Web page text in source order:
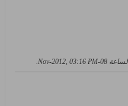
08-Nov-2012, 03:16 PM
.